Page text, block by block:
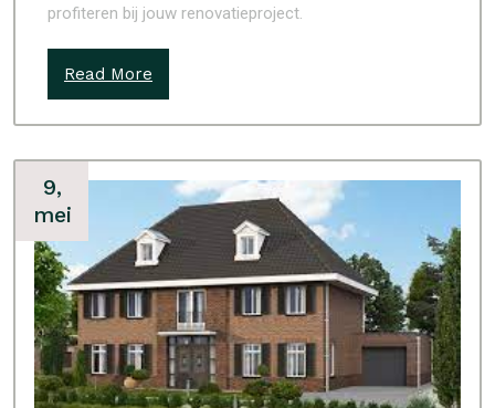
profiteren bij jouw renovatieproject.
Read More
9,
mei